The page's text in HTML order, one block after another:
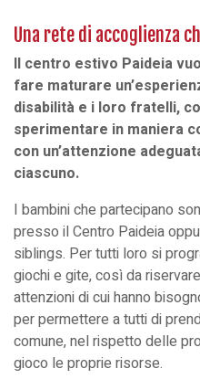
Una rete di accoglienza
Il centro estivo Paideia
fare maturare
disabilità e i loro fratelli,
sperimentare in maniera
con un’attenzione
ciascuno.
I bambini che partecipano
presso il Centro Paideia
siblings. Per tutti loro si
giochi e gite, così da
attenzioni di cui hanno
per permettere a tutti di
comune, nel rispetto delle
gioco le proprie risorse.